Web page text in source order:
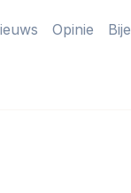
Opinie